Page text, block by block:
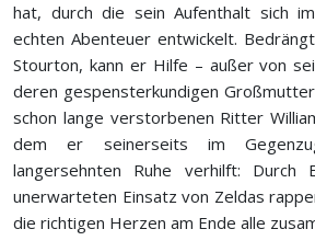
hat, durch die sein Aufenthalt sich
echten Abenteuer entwickelt.
Stourton, kann er Hilfe – außer von
deren gespensterkundigen
schon lange verstorbenen Ritter
dem er seinerseits im
langersehnten Ruhe verhilft: Durch
unerwarteten Einsatz von Zeldas
die richtigen Herzen am Ende alle